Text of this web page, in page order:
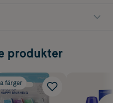
produkter
färger